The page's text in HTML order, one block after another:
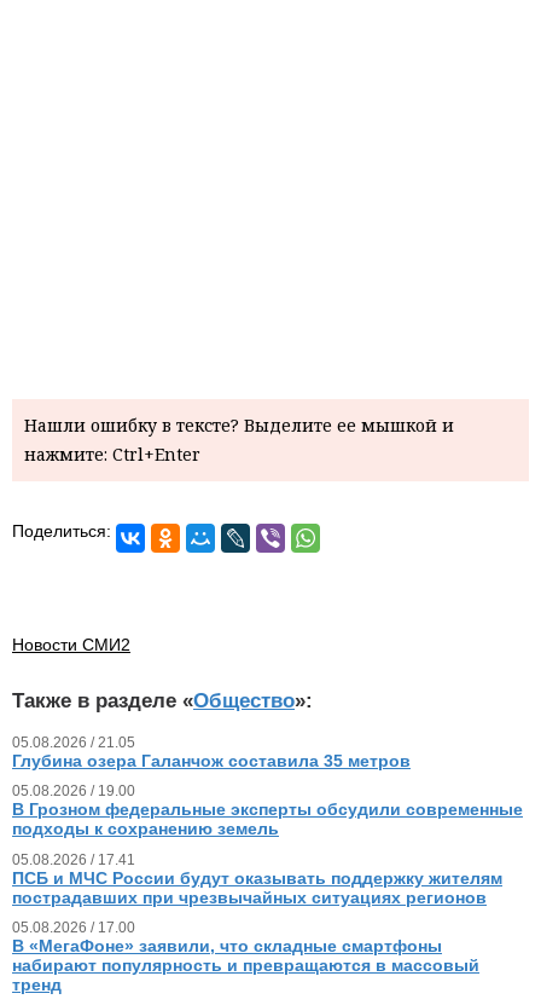
Нашли ошибку в тексте? Выделите ее мышкой и
нажмите: Ctrl+Enter
Поделиться:
Новости СМИ2
Также в разделе «Общество»:
05.08.2026 / 21.05
Глубина озера Галанчож составила 35 метров
05.08.2026 / 19.00
В Грозном федеральные эксперты обсудили современные
подходы к сохранению земель
05.08.2026 / 17.41
ПСБ и МЧС России будут оказывать поддержку жителям
пострадавших при чрезвычайных ситуациях регионов
05.08.2026 / 17.00
В «МегаФоне» заявили, что складные смартфоны
набирают популярность и превращаются в массовый
тренд